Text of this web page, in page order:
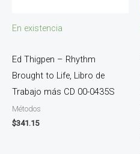
En existencia
Ed Thigpen – Rhythm
Brought to Life, Libro de
Trabajo más CD 00-0435S
Métodos
$341.15